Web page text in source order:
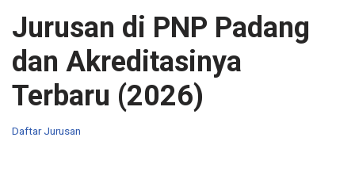
Jurusan di PNP Padang
dan Akreditasinya
Terbaru (2026)
Daftar Jurusan